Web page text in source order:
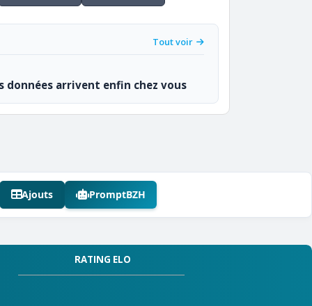
Tout voir
données arrivent enfin chez vous
Ajouts PromptBZH
RATING ELO